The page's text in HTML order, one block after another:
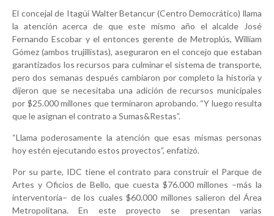
El concejal de Itagüí Walter Betancur (Centro Democrático) llama
la atención acerca de que este mismo año el alcalde José
Fernando Escobar y el entonces gerente de Metroplús, William
Gómez (ambos trujillistas), aseguraron en el concejo que estaban
garantizados los recursos para culminar el sistema de transporte,
pero dos semanas después cambiaron por completo la historia y
dijeron que se necesitaba una adición de recursos municipales
por $25.000 millones que terminaron aprobando. “Y luego resulta
que le asignan el contrato a Sumas&Restas”.
“Llama poderosamente la atención que esas mismas personas
hoy estén ejecutando estos proyectos”, enfatizó.
Por su parte, IDC tiene el contrato para construir el Parque de
Artes y Oficios de Bello, que cuesta $76.000 millones –más la
interventoría– de los cuales $60.000 millones salieron del Área
Metropolitana. En este proyecto se presentan varias